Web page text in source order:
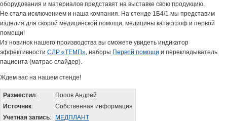
оборудования и материалов представят на выставке свою продукцию.
Не стала исключением и наша компания. На стенде 1Б4/1 мы представим
изделия для скорой медицинской помощи, медицины катастроф и первой
помощи!
Из новинок нашего производства вы сможете увидеть индикатор
эффективности СЛР «ТЕМП», наборы Первой помощи и перекладыватель
пациента (матрас-слайдер).
Ждем вас на нашем стенде!
Разместил:
Попов Андрей
Источник:
Собственная информация
Учетная запись: МЕДПЛАНТ